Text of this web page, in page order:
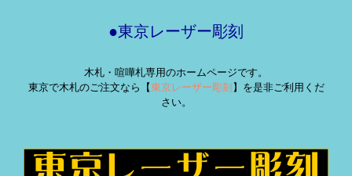
●東京レーザー彫刻
木札・喧嘩札専用のホームページです。
東京で木札のご注文なら【東京レーザー彫刻】を是非ご利用くだ
さい。